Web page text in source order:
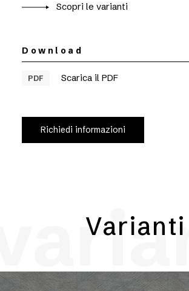
Scopri le varianti
Download
PDF Scarica il PDF
Richiedi informazioni
Varianti